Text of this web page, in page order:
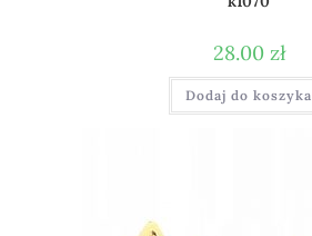
28.00 zł
Dodaj do koszyka